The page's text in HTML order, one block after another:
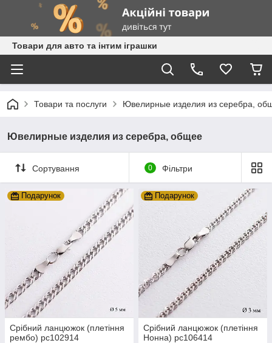
Товари для авто та інтим іграшки
Товари та послуги Ювелирные изделия из серебра,
Ювелирные изделия из серебра, общее
Сортування 0 Фільтри
Подарунок
Срібний ланцюжок (плетіння
рембо) рс102914
Подарунок
Срібний ланцюжок (плетіння
Нонна) рс106414